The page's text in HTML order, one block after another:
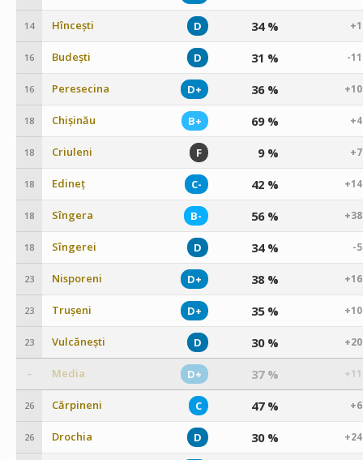
14 Hîncești D 34 %
16 Budești D 31 % -
16 Peresecina D+ 36 %
18 Chișinău B+ 69 %
18 Criuleni F 9 %
18 Edineț C- 42 %
18 Sîngera B- 56 %
18 Sîngerei D 34 % -
23 Nisporeni D+ 38 %
23 Trușeni D+ 35 %
23 Vulcănești D 30 %
– Media D+ 37 %
26 Cărpineni C 47 %
26 Drochia D 30 %